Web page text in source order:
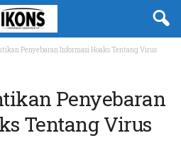
Penyebaran Informasi Hoaks Tentang Virus
Penyebaran
Tentang Virus